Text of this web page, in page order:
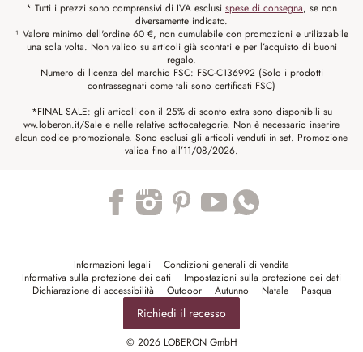
* Tutti i prezzi sono comprensivi di IVA esclusi spese di consegna, se non
diversamente indicato.
¹ Valore minimo dell'ordine 60 €, non cumulabile con promozioni e utilizzabile
una sola volta. Non valido su articoli già scontati e per l’acquisto di buoni
regalo.
Numero di licenza del marchio FSC: FSC-C136992 (Solo i prodotti
contrassegnati come tali sono certificati FSC)
*FINAL SALE: gli articoli con il 25% di sconto extra sono disponibili su
ww.loberon.it/Sale e nelle relative sottocategorie. Non è necessario inserire
alcun codice promozionale. Sono esclusi gli articoli venduti in set. Promozione
valida fino all’11/08/2026.
Informazioni legali
Condizioni generali di vendita
Informativa sulla protezione dei dati
Impostazioni sulla protezione dei dati
Dichiarazione di accessibilità
Outdoor Autunno Natale Pasqua
Richiedi il recesso
© 2026 LOBERON GmbH